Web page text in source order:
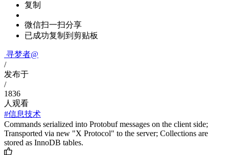
复制
微信扫一扫分享
已成功复制到剪贴板
寻梦者@
/
发布于
/
1836
人观看
#信息技术
Commands serialized into Protobuf messages on the client side;
Transported via new "X Protocol" to the server; Collections are
stored as InnoDB tables.